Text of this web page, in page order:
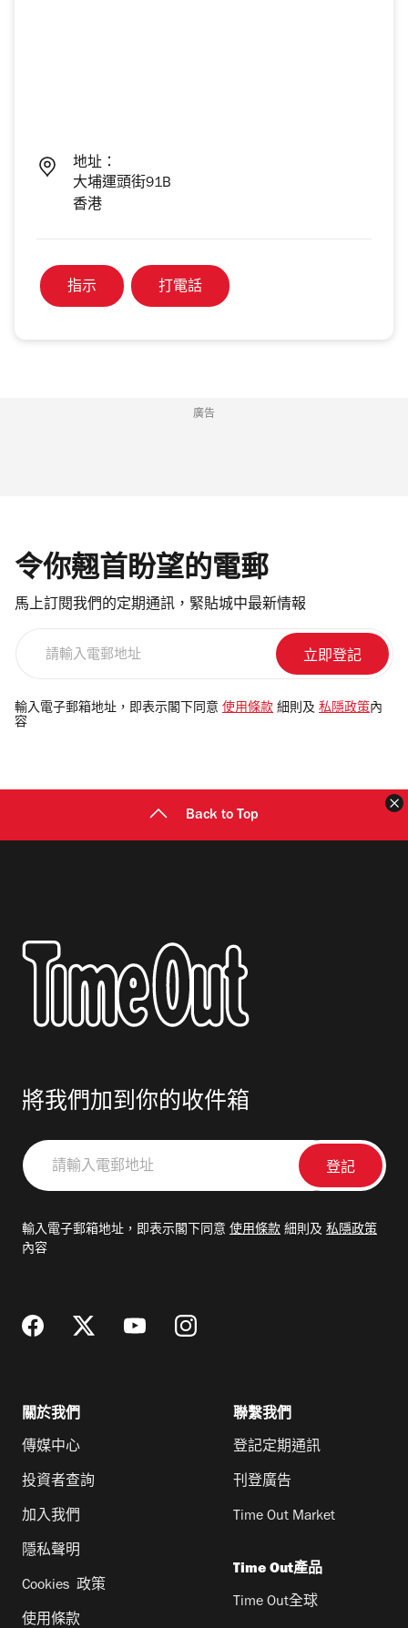
地址：
大埔運頭街91B
香港
指示 打電話
廣告
令你翹首盼望的電郵
馬上訂閱我們的定期通訊，緊貼城中最新情報
電
郵
輸入電子郵箱地址，即表示閣下同意 使用條款 細則及 私隱政策 內
容
Back to Top
將我們加到你的收件箱
請
輸
郵
輸入電子郵箱地址，即表示閣下同意 使用條款 細則及 私隱政策
內容
關於我們
傳媒中心
投資者查詢
加入我們
隱私聲明
Cookies 政策
使用條款
聯繫我們
登記定期通訊
刊登廣告
Time Out Market
Time Out產品
Time Out全球